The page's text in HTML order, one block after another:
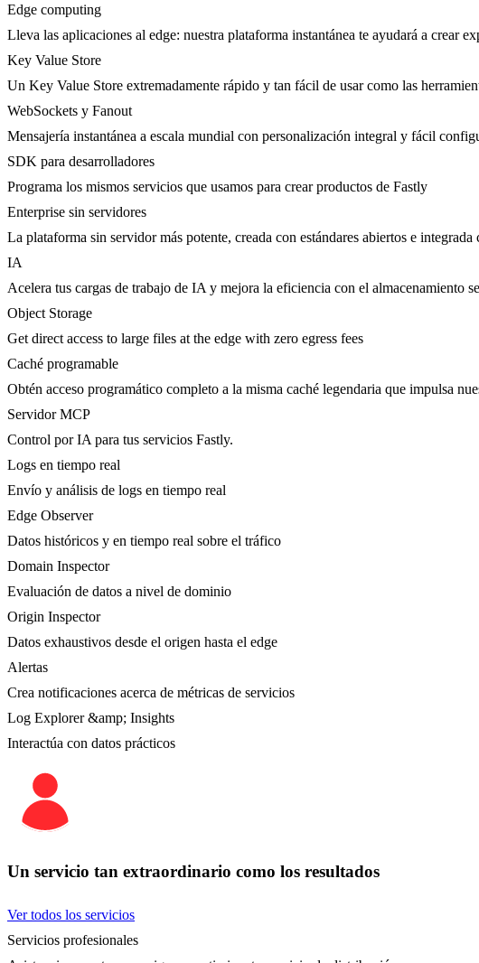
Edge computing
Lleva las aplicaciones al edge: nuestra plataforma instantánea te ayudará a crear
Key Value Store
Un Key Value Store extremadamente rápido y tan fácil de usar como las
WebSockets y Fanout
Mensajería instantánea a escala mundial con personalización integral y fácil
SDK para desarrolladores
Programa los mismos servicios que usamos para crear productos de Fastly
Enterprise sin servidores
La plataforma sin servidor más potente, creada con estándares abiertos e
IA
Acelera tus cargas de trabajo de IA y mejora la eficiencia con el almacenamiento
Object Storage
Get direct access to large files at the edge with zero egress fees
Caché programable
Obtén acceso programático completo a la misma caché legendaria que impulsa
Servidor MCP
Control por IA para tus servicios Fastly.
Logs en tiempo real
Envío y análisis de logs en tiempo real
Edge Observer
Datos históricos y en tiempo real sobre el tráfico
Domain Inspector
Evaluación de datos a nivel de dominio
Origin Inspector
Datos exhaustivos desde el origen hasta el edge
Alertas
Crea notificaciones acerca de métricas de servicios
Log Explorer &amp; Insights
Interactúa con datos prácticos
Un servicio tan extraordinario como los resultados
Ver todos los servicios
Servicios profesionales